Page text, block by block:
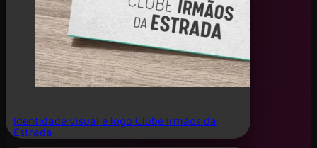
Identidade visual e logo Clube Irmãos da
Estrada